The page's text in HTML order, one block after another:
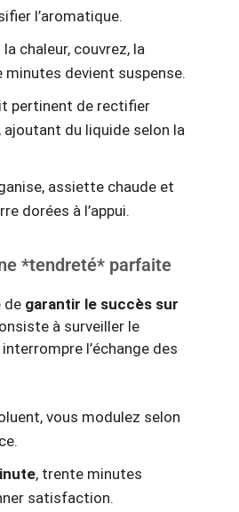
l’aromatique.
chaleur, couvrez, la
minutes devient suspense.
pertinent de rectifier
du liquide selon la
assiette chaude et
dorées à l’appui.
*tendreté* parfaite
de garantir le succès sur
à surveiller le
l’échange des
vous modulez selon
, trente minutes
satisfaction.